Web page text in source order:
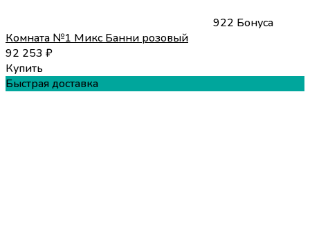
922 Бонуса
Комната №1 Микс Банни розовый
92 253 ₽
Купить
Быстрая доставка